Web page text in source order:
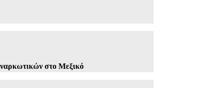
ναρκωτικών στο Μεξικό